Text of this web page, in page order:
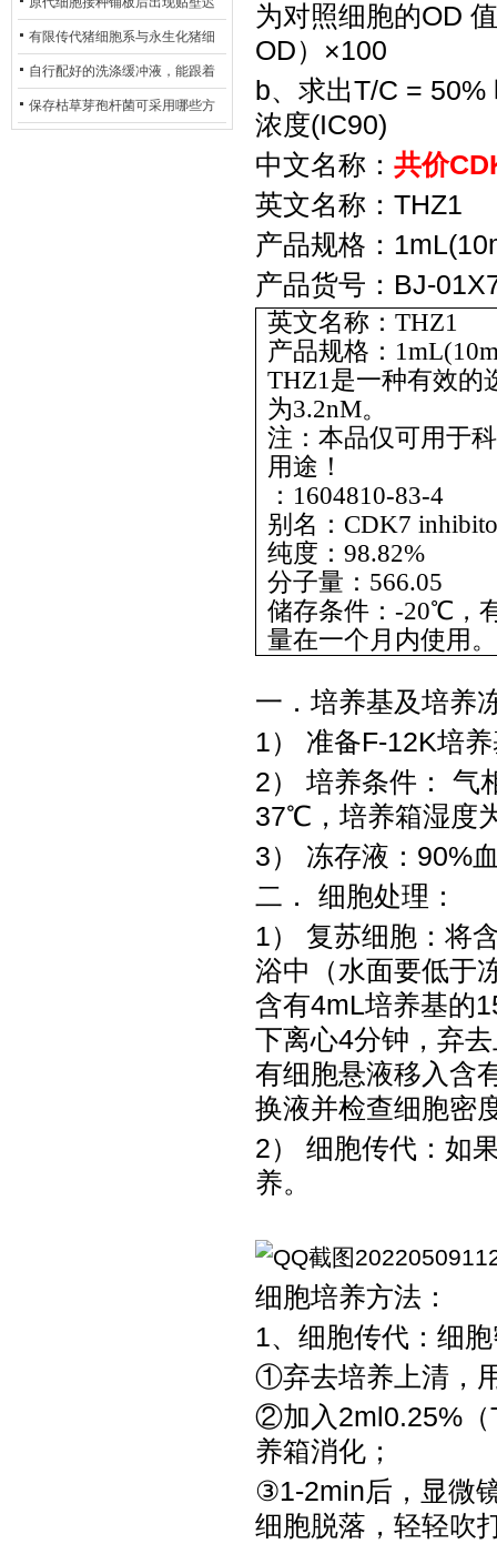
缓、悬浮细胞数量偏多的现象的
主要诱因
有限传代猪细胞系与永生化猪细
胞系，二者在增殖存活周期上有
什么区别？
自行配好的洗涤缓冲液，能跟着
试剂盒原装干粉放一处储存吗？
保存枯草芽孢杆菌可采用哪些方
为对照细胞的OD
OD）×100
b、求出T/C =
浓度(IC90)
中文名称： 共价
英文名称： THZ1
产品规格：
产品货号： BJ-
英文名称：THZ1
产品规格：
THZ1是一种有效的
为3.2nM。
注：本品仅可用于
用途！
：1604810-83-4
别名：CDK7
纯度：98.82%
分子量：566.05
储存条件：-20℃，
量在一个月内使用。
一．培养基及培养
1） 准备F-12K培
2） 培养条件： 气
37℃，培养箱湿度
3） 冻存液：90%
二．
细胞处理：
1） 复苏细胞：将
浴中（水面要低于
含有4mL培养基的
下离心4分钟，弃
有细胞悬液移入含
换液并检查细胞密
2） 细胞传代：如
养。
细胞培养方法：
1、细胞传代：细
①弃去培养上清，
②加入2ml0.25%（
养箱消化；
③1-2min后，显微
细胞脱落，轻轻吹